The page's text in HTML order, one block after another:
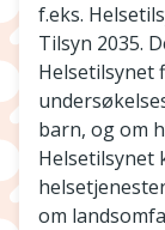
f.eks.
Tilsyn 2035.
Helsetilsynet
barn, og om
Helsetilsynet
om